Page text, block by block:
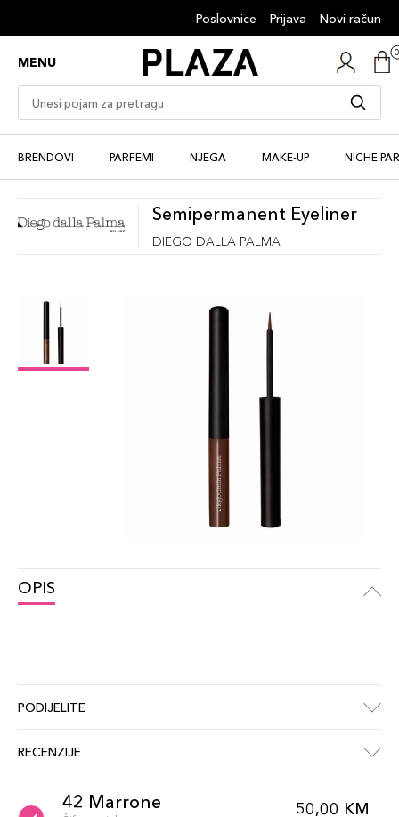
Poslovnice Prijava Novi račun
MENU
BRENDOVI PARFEMI NJEGA MAKE-UP NICHE
Semipermanent Eyeliner
DIEGO DALLA PALMA
OPIS
PODIJELITE
RECENZIJE
42 Marrone 50,00 KM